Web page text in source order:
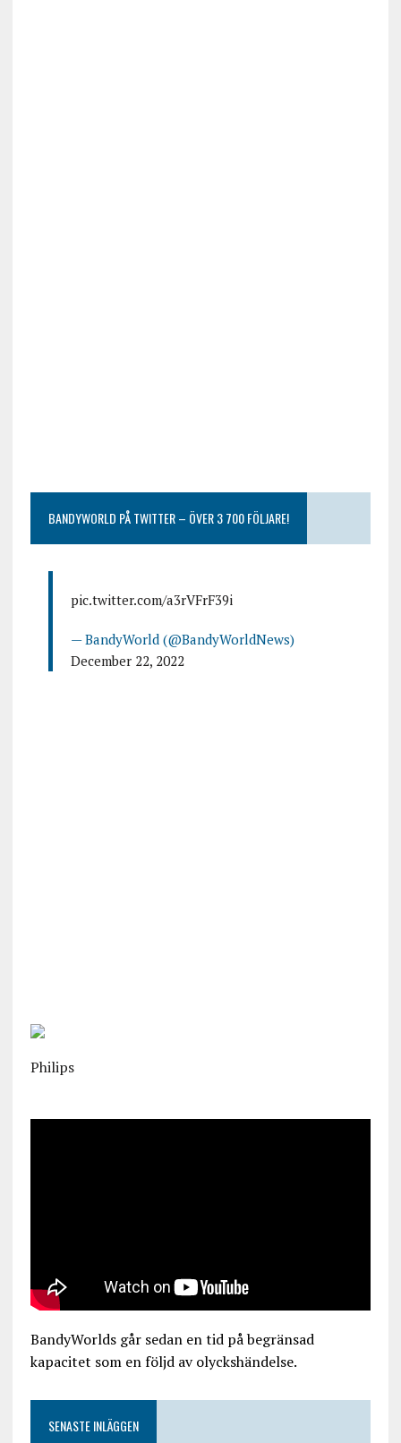
BANDYWORLD PÅ TWITTER – ÖVER 3 700 FÖLJARE!
pic.twitter.com/a3rVFrF39i
— BandyWorld (@BandyWorldNews)
December 22, 2022
Philips
BandyWorlds går sedan en tid på begränsad
kapacitet som en följd av olyckshändelse.
SENASTE INLÄGGEN